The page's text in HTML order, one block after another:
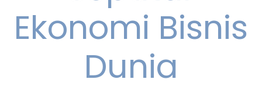
Ekonomi Bisnis
Dunia